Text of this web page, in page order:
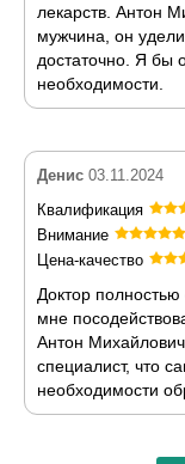
лекарств. Антон
мужчина, он
достаточно. Я бы
необходимости.
Денис 03.11.2024
Квалификация
Внимание
Цена-качество
Доктор
мне
Антон
специалист, что
необходимости